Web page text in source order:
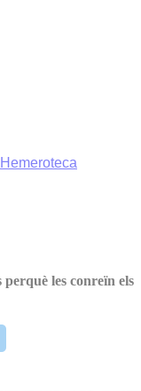
Hemeroteca
les conreïn els